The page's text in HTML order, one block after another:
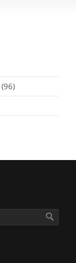
(96)